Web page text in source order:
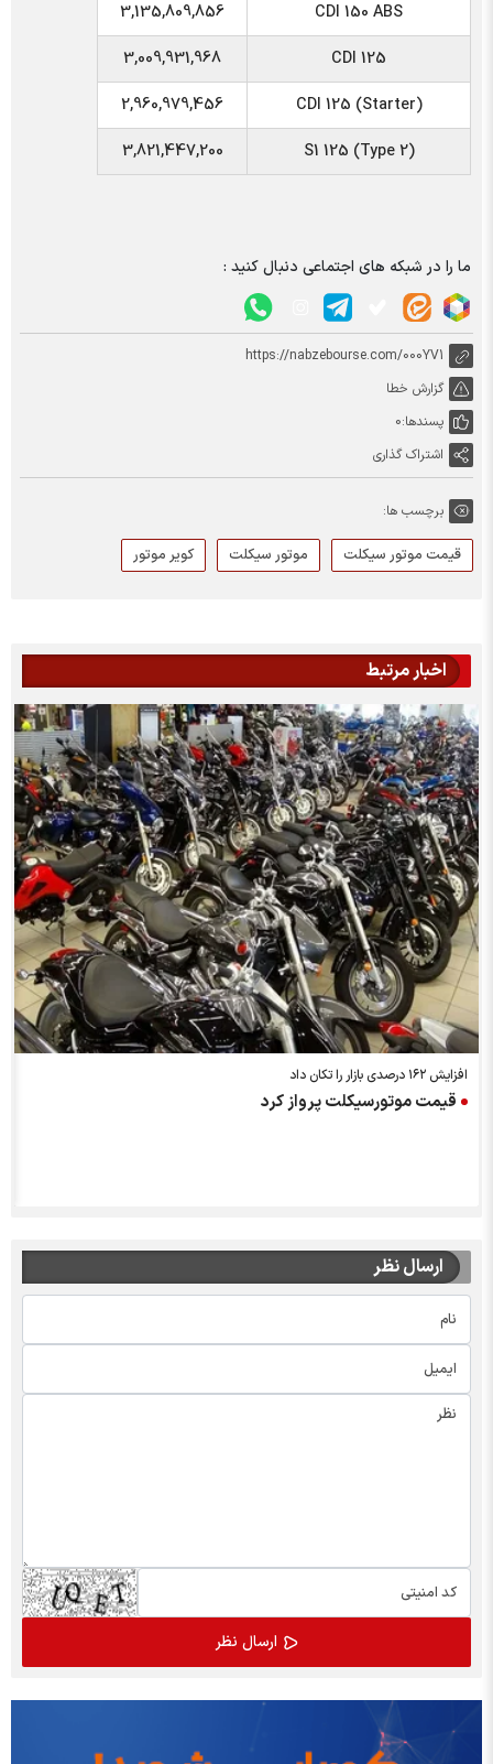
CDI 150 ABS
3,135,809,856
CDI 125
3,009,931,968
CDI 125 (Starter)
2,960,979,456
S1 125 (Type 2)
3,821,447,200
ما را در شبکه های اجتماعی دنبال کنید :
https://nabzebourse.com/000YV1
گزارش خطا
پسندها:0
اشتراک گذاری
برچسب ها:
قیمت موتور سیکلت موتور سیکلت کویر موتور
اخبار مرتبط
افزایش ۱۶۲ درصدی بازار را تکان داد
قیمت موتورسیکلت پرواز کرد
ارسال نظر